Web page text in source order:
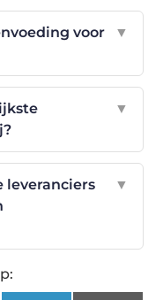
voor
▼
▼
leveranciers
▼